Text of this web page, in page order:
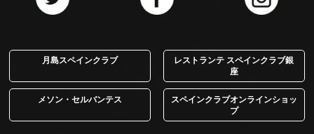
月島スペインクラブ
レストランテ スペインクラブ銀
座
メソン・セルバンテス
スペインクラブオンラインショッ
プ